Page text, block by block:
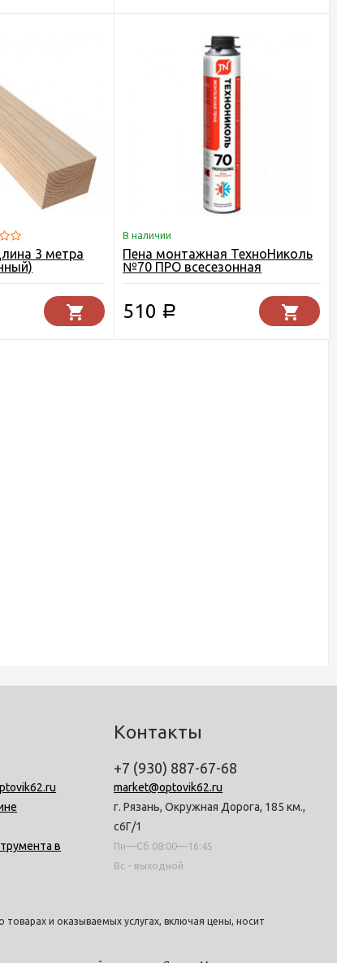
3 метра
В наличии
Пена монтажная ТехноНиколь
№70 ПРО всесезонная
510 Р
в
Контакты
+7 (930) 887-67-68
market@optovik62.ru
г. Рязань, Окружная Дорога, 185 км.,
с6Г/1
Пн—Сб 08:00—16:45
Вс - выходной
и оказываемых услугах, включая цены, носит